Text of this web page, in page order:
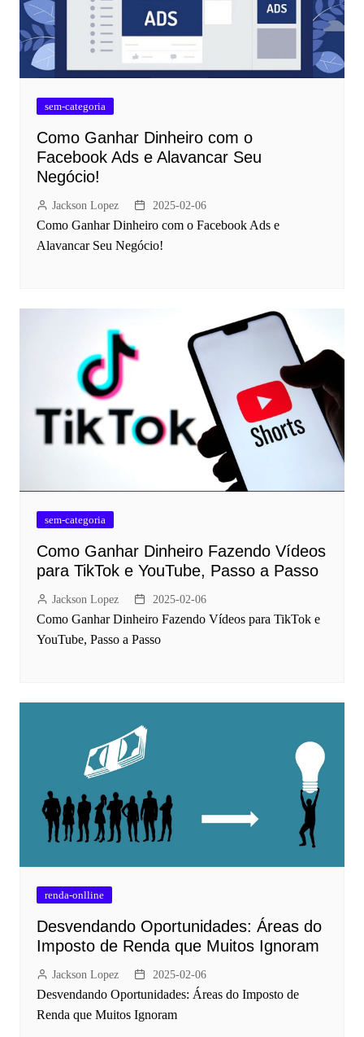
sem-categoria
Como Ganhar Dinheiro com o
Facebook Ads e Alavancar Seu
Negócio!
Jackson Lopez 2025-02-06
Como Ganhar Dinheiro com o Facebook Ads e
Alavancar Seu Negócio!
sem-categoria
Como Ganhar Dinheiro Fazendo Vídeos
para TikTok e YouTube, Passo a Passo
Jackson Lopez 2025-02-06
Como Ganhar Dinheiro Fazendo Vídeos para TikTok e
YouTube, Passo a Passo
renda-onlline
Desvendando Oportunidades: Áreas do
Imposto de Renda que Muitos Ignoram
Jackson Lopez 2025-02-06
Desvendando Oportunidades: Áreas do Imposto de
Renda que Muitos Ignoram